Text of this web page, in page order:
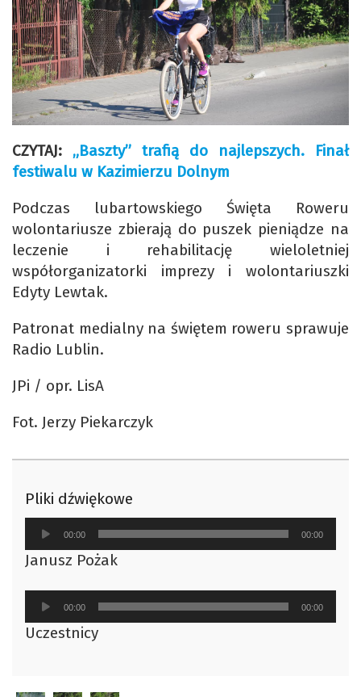
CZYTAJ: „Baszty” trafią do najlepszych. Finał
festiwalu w Kazimierzu Dolnym
Podczas lubartowskiego Święta Roweru
wolontariusze zbierają do puszek pieniądze na
leczenie i rehabilitację wieloletniej
współorganizatorki imprezy i wolontariuszki
Edyty Lewtak.
Patronat medialny na świętem roweru sprawuje
Radio Lublin.
JPi / opr. LisA
Fot. Jerzy Piekarczyk
Pliki dźwiękowe
Odtwarzacz
plików
dźwiękowych
00:00 00:00
Janusz Pożak
Odtwarzacz
plików
dźwiękowych
00:00 00:00
Uczestnicy